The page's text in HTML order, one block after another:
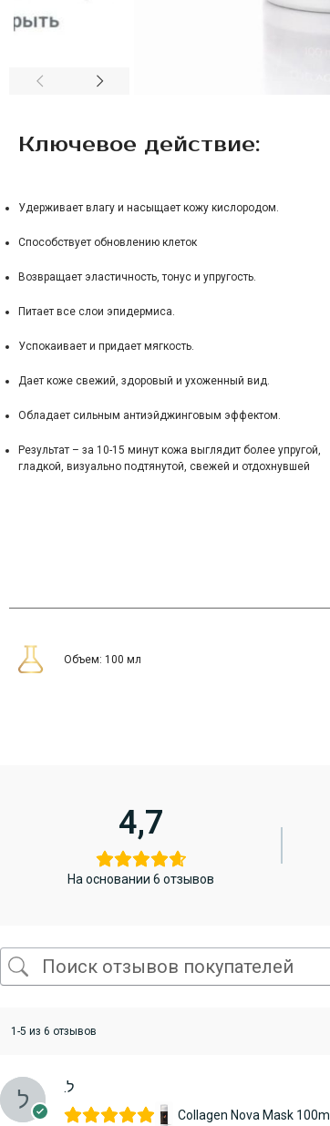
Ключевое действие:
Удерживает влагу и насыщает кожу кислородом.
Способствует обновлению клеток
Возвращает эластичность, тонус и упругость.
Питает все слои эпидермиса.
Успокаивает и придает мягкость.
Дает коже свежий, здоровый и ухоженный вид.
Обладает сильным антиэйджинговым эффектом.
Результат – за 10-15 минут кожа выглядит более упругой,
гладкой, визуально подтянутой, свежей и отдохнувшей
Объем: 100 мл
4,7
На основании 6 отзывов
1-5 из 6 отзывов
.ל
Collagen Nova Mask 100ml